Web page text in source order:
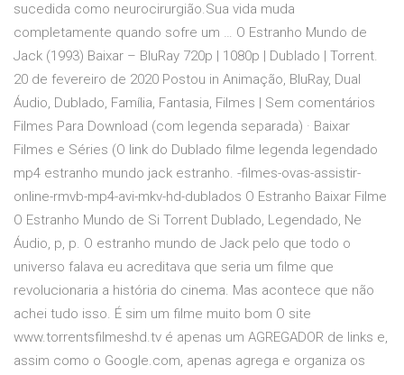
sucedida como neurocirurgião.Sua vida muda
completamente quando sofre um … O Estranho Mundo de
Jack (1993) Baixar – BluRay 720p | 1080p | Dublado | Torrent.
20 de fevereiro de 2020 Postou in Animação, BluRay, Dual
Áudio, Dublado, Família, Fantasia, Filmes | Sem comentários
Filmes Para Download (com legenda separada) · Baixar
Filmes e Séries (O link do Dublado filme legenda legendado
mp4 estranho mundo jack estranho. -filmes-ovas-assistir-
online-rmvb-mp4-avi-mkv-hd-dublados O Estranho Baixar Filme
O Estranho Mundo de Si Torrent Dublado, Legendado, Ne
Áudio, p, p. O estranho mundo de Jack pelo que todo o
universo falava eu acreditava que seria um filme que
revolucionaria a história do cinema. Mas acontece que não
achei tudo isso. É sim um filme muito bom O site
www.torrentsfilmeshd.tv é apenas um AGREGADOR de links e,
assim como o Google.com, apenas agrega e organiza os